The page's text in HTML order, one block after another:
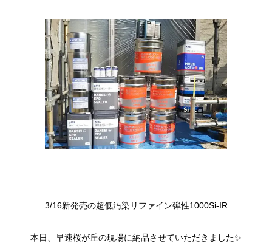
3/16新発売の超低汚染リファイン弾性1000Si-IR
本日、早速桜が丘の現場に納品させていただきました✨